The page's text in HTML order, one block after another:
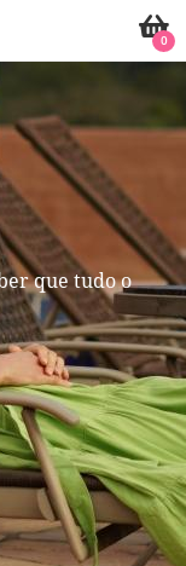
que tudo o
0